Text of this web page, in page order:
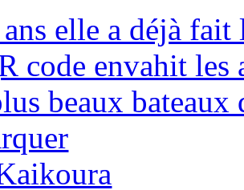
elle a déjà
code envahit les
beaux bateaux